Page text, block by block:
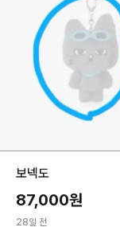
보넥도
87,000원
28일 전